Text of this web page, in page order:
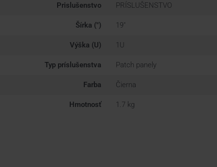
Prislušenstvo PRÍSLUŠENSTVO
Šírka (") 19"
Výška (U) 1U
Typ príslušenstva Patch panely
Farba Čierna
Hmotnosť 1.7 kg